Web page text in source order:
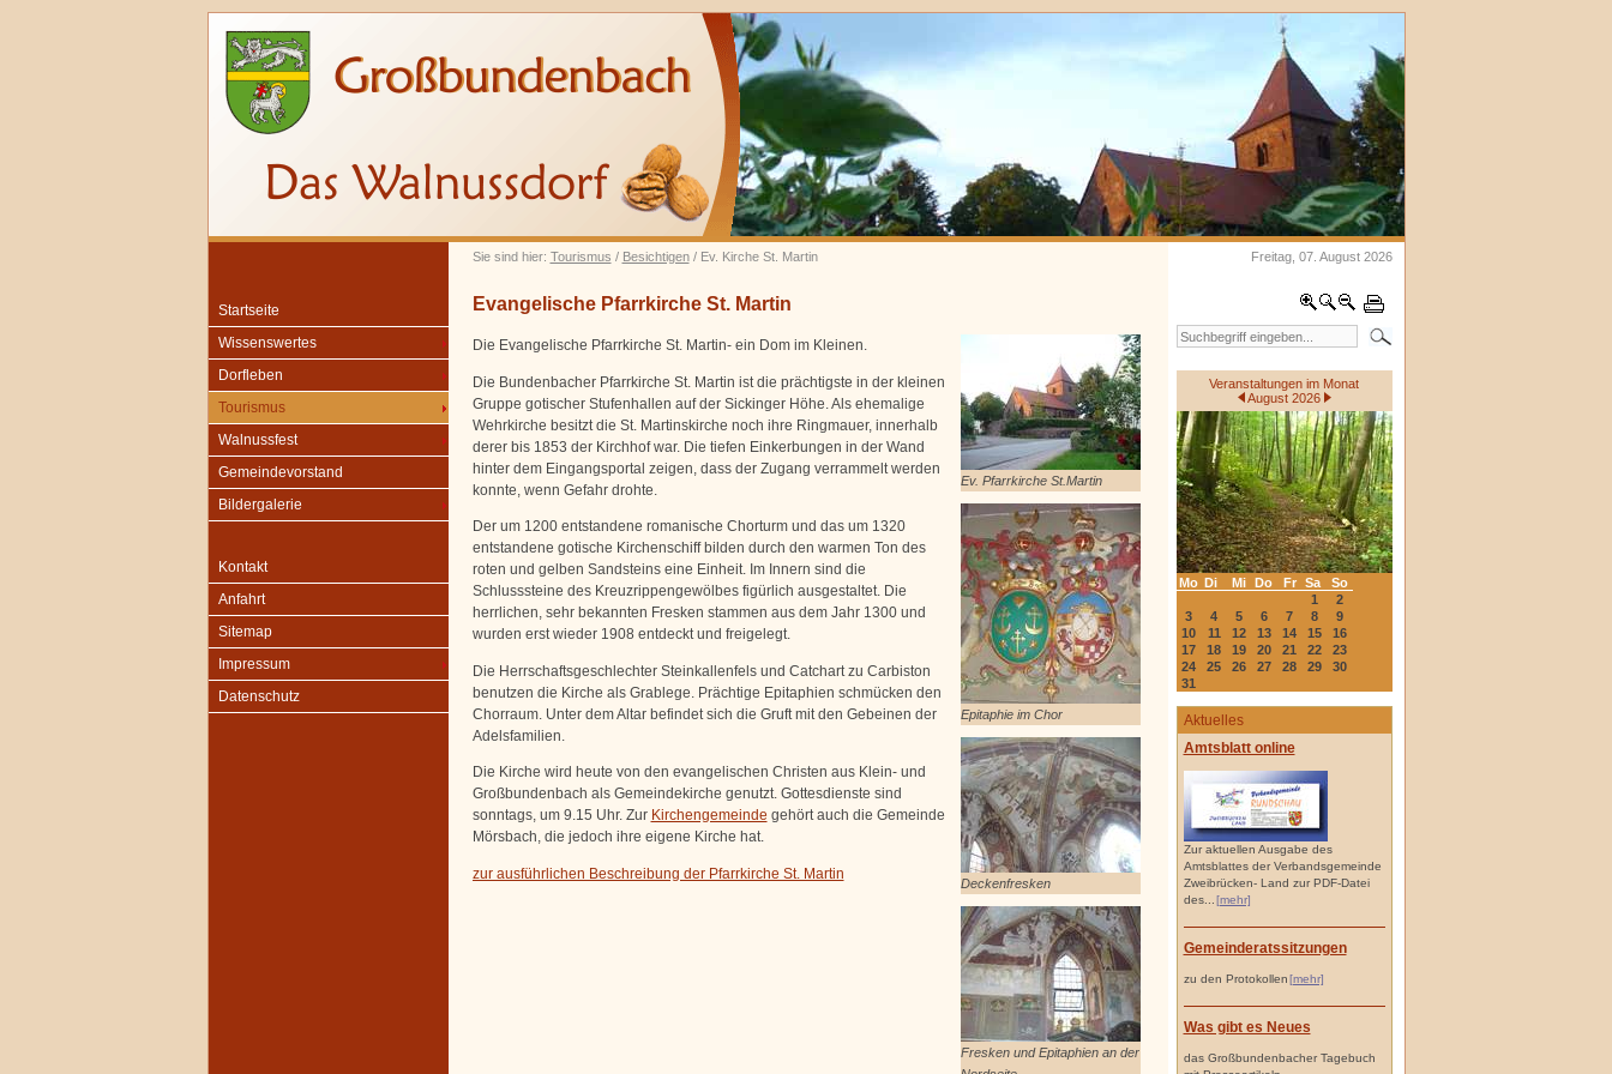
Sie sind hier: Tourismus / Besichtigen/ Ev. Kirche St. Martin Freitag, 07. August 2026
Startseite
Wissenswertes
Dorfleben
Tourismus
Walnussfest
Gemeindevorstand
Bildergalerie
Kontakt
Anfahrt
Sitemap
Impressum
Datenschutz
Veranstaltungen im Monat
August 2026
Mo Di Mi Do Fr Sa
So
1
2
3
4 5 6 7 8
9
10
11 12 13 14 15
16
17
18 19 20 21 22
23
24
25 26 27 28 29
30
31
Aktuelles
Amtsblatt online
Zur aktuellen Ausgabe des
Amtsblattes der Verbandsgemeinde
Zweibrücken- Land zur PDF-Datei
des...
[mehr]
Gemeinderatssitzungen
zu den Protokollen[mehr]
Was gibt es Neues
das Großbundenbacher Tagebuch
Evangelische Pfarrkirche St. Martin
Ev. Pfarrkirche St.Martin
Epitaphie im Chor
Deckenfresken
Fresken und Epitaphien an der
Die Evangelische Pfarrkirche St. Martin- ein Dom im Kleinen.
Die Bundenbacher Pfarrkirche St. Martin ist die prächtigste in der kleinen
Gruppe gotischer Stufenhallen auf der Sickinger Höhe. Als ehemalige
Wehrkirche besitzt die St. Martinskirche noch ihre Ringmauer, innerhalb
derer bis 1853 der Kirchhof war. Die tiefen Einkerbungen in der Wand
hinter dem Eingangsportal zeigen, dass der Zugang verrammelt werden
konnte, wenn Gefahr drohte.
Der um 1200 entstandene romanische Chorturm und das um 1320
entstandene gotische Kirchenschiff bilden durch den warmen Ton des
roten und gelben Sandsteins eine Einheit. Im Innern sind die
Schlusssteine des Kreuzrippengewölbes figürlich ausgestaltet. Die
herrlichen, sehr bekannten Fresken stammen aus dem Jahr 1300 und
wurden erst wieder 1908 entdeckt und freigelegt.
Die Herrschaftsgeschlechter Steinkallenfels und Catchart zu Carbiston
benutzen die Kirche als Grablege. Prächtige Epitaphien schmücken den
Chorraum. Unter dem Altar befindet sich die Gruft mit den Gebeinen der
Adelsfamilien.
Die Kirche wird heute von den evangelischen Christen aus Klein- und
Großbundenbach als Gemeindekirche genutzt. Gottesdienste sind
sonntags, um 9.15 Uhr. Zur Kirchengemeinde gehört auch die Gemeinde
Mörsbach, die jedoch ihre eigene Kirche hat.
zur ausführlichen Beschreibung der Pfarrkirche St. Martin